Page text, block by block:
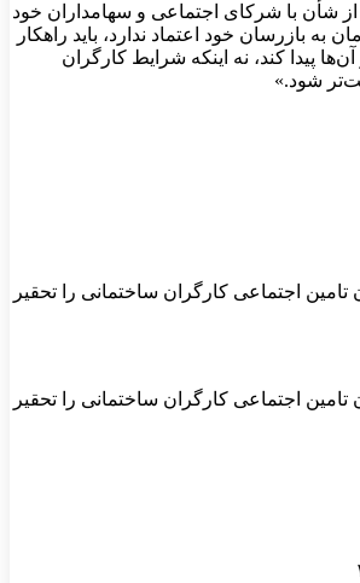
شأن با شرکای اجتماعی و سهامداران خود
به بازرسان خود اعتماد ندارد، باید راهکار
پیدا کند، نه اینکه شرایط کارگران
شود.»
اجتماعی کارگران ساختمانی را تحقیر
اجتماعی کارگران ساختمانی را تحقیر